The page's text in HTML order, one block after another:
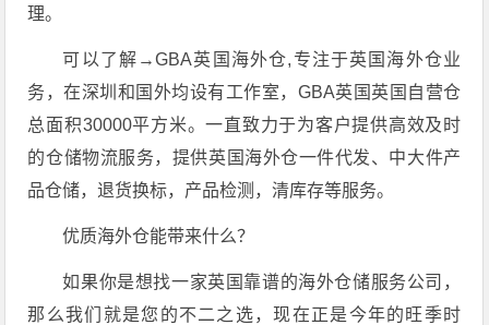
理。
可以了解→GBA英国海外仓,专注于英国海外仓业
务，在深圳和国外均设有工作室，GBA英国英国自营仓
总面积30000平方米。一直致力于为客户提供高效及时
的仓储物流服务，提供英国海外仓一件代发、中大件产
品仓储，退货换标，产品检测，清库存等服务。
优质海外仓能带来什么？
如果你是想找一家英国靠谱的海外仓储服务公司，
那么我们就是您的不二之选，现在正是今年的旺季时